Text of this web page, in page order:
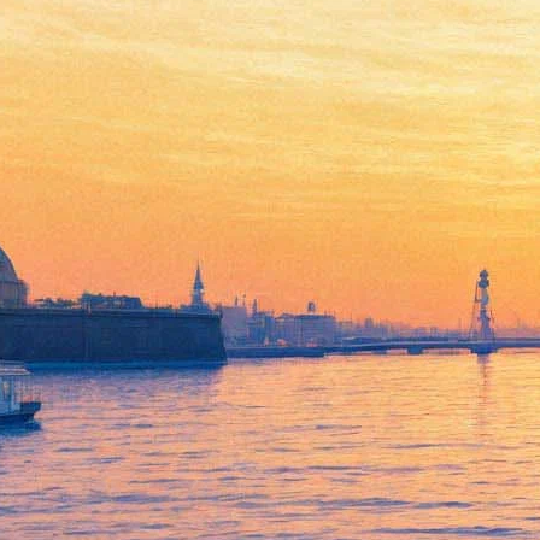
Концерт группы VNV Nation.
В рамках мирового тура